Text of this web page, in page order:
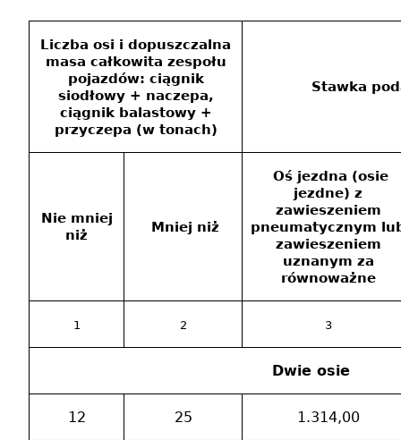
Liczba osi i dopuszczalna
masa całkowita zespołu
pojazdów: ciągnik
siodłowy + naczepa,
ciągnik balastowy +
przyczepa (w tonach)
Stawka
Nie mniej
niż
Mniej niż
Oś jezdna (osie
jezdne) z
zawieszeniem
pneumatycznym
zawieszeniem
uznanym za
równoważne
1 2 3
Dwie osie
12 25 1.314,00